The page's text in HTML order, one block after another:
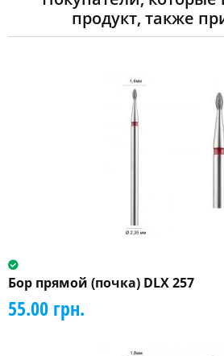
продукт, также
Бор прямой (почка) DLX 257
55.00 грн.